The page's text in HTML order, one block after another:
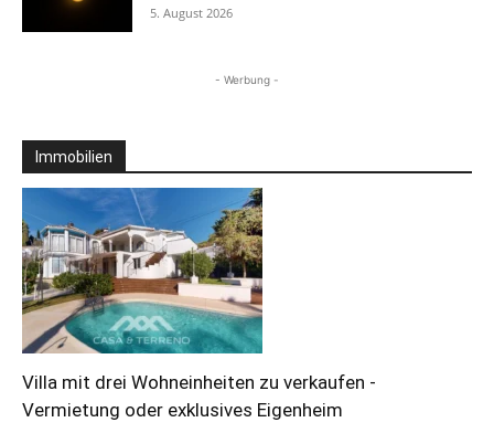
5. August 2026
- Werbung -
Immobilien
Villa mit drei Wohneinheiten zu verkaufen -
Vermietung oder exklusives Eigenheim